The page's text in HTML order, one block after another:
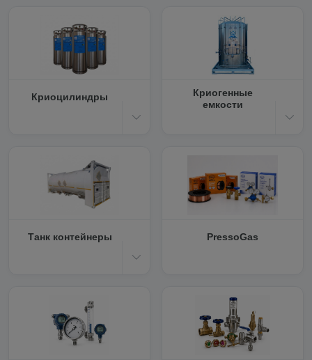
Криоцилиндры
Криогенные
емкости
Танк контейнеры PressoGas